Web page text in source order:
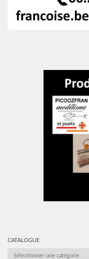
CATALOGUE
CATALOGUE